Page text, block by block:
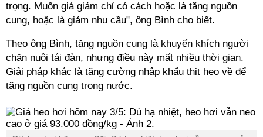
trọng. Muốn giá giảm chỉ có cách hoặc là tăng nguồn
cung, hoặc là giảm nhu cầu", ông Bình cho biết.
Theo ông Bình, tăng nguồn cung là khuyến khích người
chăn nuôi tái đàn, nhưng điều này mất nhiều thời gian.
Giải pháp khác là tăng cường nhập khẩu thịt heo về để
tăng nguồn cung trong nước.